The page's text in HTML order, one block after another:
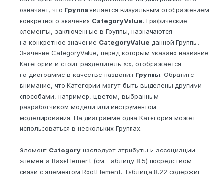
означает, что Группа является визуальным отображением
конкретного значения CategoryValue. Графические
элементы, заключенные в Группы, назначаются
на конкретное значение CategoryValue данной Группы.
Значение CategoryValue, перед которым указано название
Категории и стоит разделитель «:», отображается
на диаграмме в качестве названия Группы. Обратите
внимание, что Категории могут быть выделены другими
способами, например, цветом, выбранным
разработчиком модели или инструментом
моделирования. На диаграмме одна Категория может
использоваться в нескольких Группах.
Элемент Category наследует атрибуты и ассоциации
элемента BaseElement (см. таблицу 8.5) посредством
связи с элементом RootElement. Таблица 8.22 содержит